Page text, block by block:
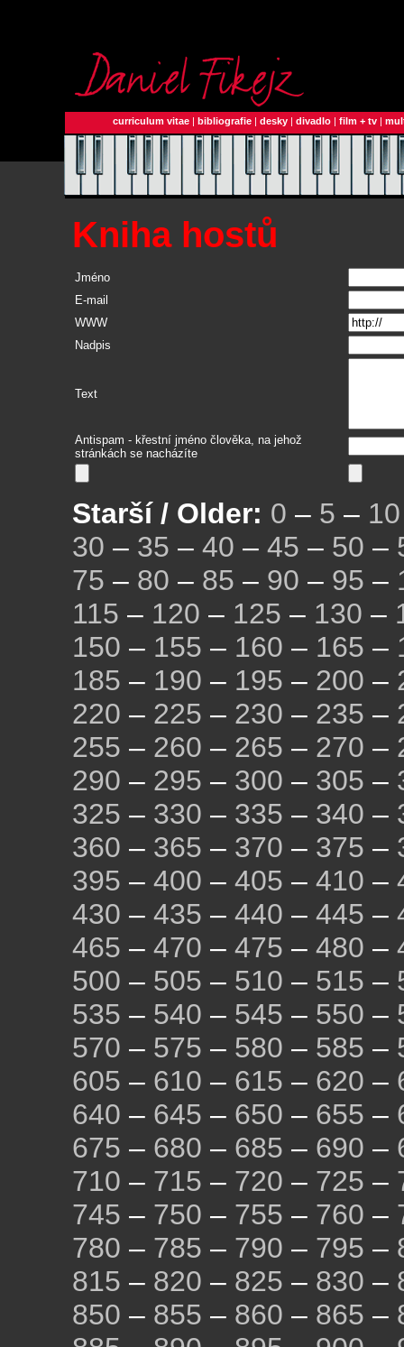
curriculum vitae | bibliografie | desky | divadlo | film + tv |
Kniha hostů
Jméno
E-mail
WWW
Nadpis
Text
Antispam - křestní jméno člověka, na jehož
stránkách se nacházíte
Starší / Older: 0 – 5 – 10
30 – 35 – 40 – 45 – 50 –
75 – 80 – 85 – 90 – 95 –
115 – 120 – 125 – 130 –
150 – 155 – 160 – 165 –
185 – 190 – 195 – 200 –
220 – 225 – 230 – 235 –
255 – 260 – 265 – 270 –
290 – 295 – 300 – 305 –
325 – 330 – 335 – 340 –
360 – 365 – 370 – 375 –
395 – 400 – 405 – 410 –
430 – 435 – 440 – 445 –
465 – 470 – 475 – 480 –
500 – 505 – 510 – 515 –
535 – 540 – 545 – 550 –
570 – 575 – 580 – 585 –
605 – 610 – 615 – 620 –
640 – 645 – 650 – 655 –
675 – 680 – 685 – 690 –
710 – 715 – 720 – 725 –
745 – 750 – 755 – 760 –
780 – 785 – 790 – 795 –
815 – 820 – 825 – 830 –
850 – 855 – 860 – 865 –